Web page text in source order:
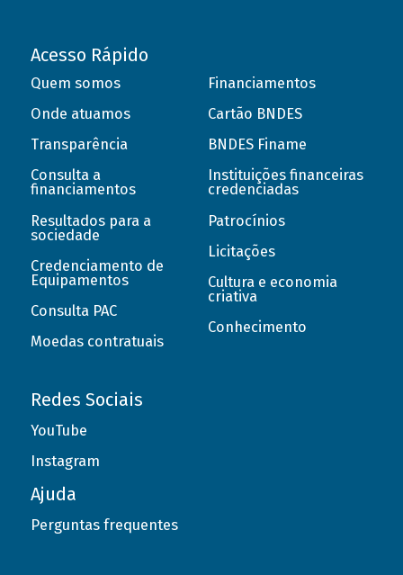
Acesso Rápido
Quem somos
Onde atuamos
Transparência
Consulta a
financiamentos
Resultados para a
sociedade
Credenciamento de
Equipamentos
Consulta PAC
Moedas contratuais
Financiamentos
Cartão BNDES
BNDES Finame
Instituições financeiras
credenciadas
Patrocínios
Licitações
Cultura e economia
criativa
Conhecimento
Redes Sociais
YouTube
Instagram
Ajuda
Perguntas frequentes